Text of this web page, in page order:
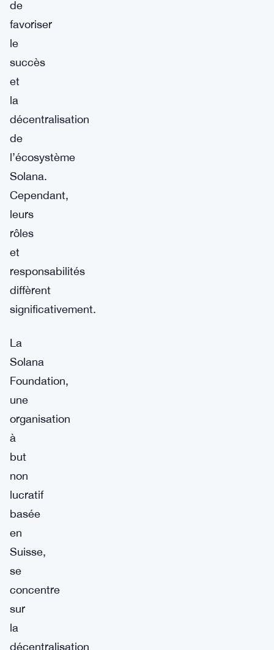
de
favoriser
le
succès
et
la
décentralisation
de
l’écosystème
Solana.
Cependant,
leurs
rôles
et
responsabilités
diffèrent
significativement.
La
Solana
Foundation,
une
organisation
à
but
non
lucratif
basée
en
Suisse,
se
concentre
sur
la
décentralisation